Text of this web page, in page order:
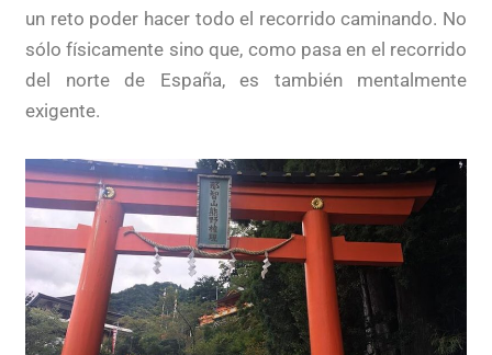
un reto poder hacer todo el recorrido caminando. No
sólo físicamente sino que, como pasa en el recorrido
del norte de España, es también mentalmente
exigente.